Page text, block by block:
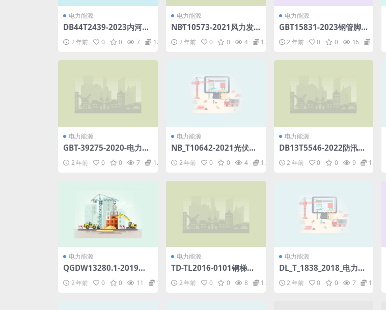
电力能源
DB44T2439-2023内河港
口岸电设施建设技术规范.
pdf2 年前 0 0 7 1.98
电力能源
NB∕T10573-2021风力发
电机组叶片改造技术规程
(6.32MB)pdf
2 年前 0 0 4 1.98
电力能源
GBT15831-2023钢管脚
2 年前 0 0 16 1.98
电力能源
GBT-39275-2020-电力电
流器-AIC-应用的运行条件
2 年前 0 0 7 1.98
电力能源
NB_T10642-2021光伏发
B)pdf
2 年前 0 0 4 1.98
电力能源
DB13T5546-2022防汛抢
2 年前 0 0 9 1.98
电力能源
QGDW13280.1-2019全
介质自承式光缆ADSS及配
套金具采购标准第1部分：
2 年前 0 0 11 1.98
电力能源
TD-TL2016-0101钢梯图
集(23.35MB).pdf
2 年前 0 0 8 1.98
电力能源
DL_T_1838_2018_电力用
圆形及异形绝缘管.pdf
2 年前 0 0 7 1.98